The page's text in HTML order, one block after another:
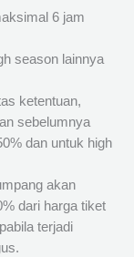
6 jam
season lainnya
ketentuan,
sebelumnya
dan untuk high
akan
dari harga tiket
terjadi